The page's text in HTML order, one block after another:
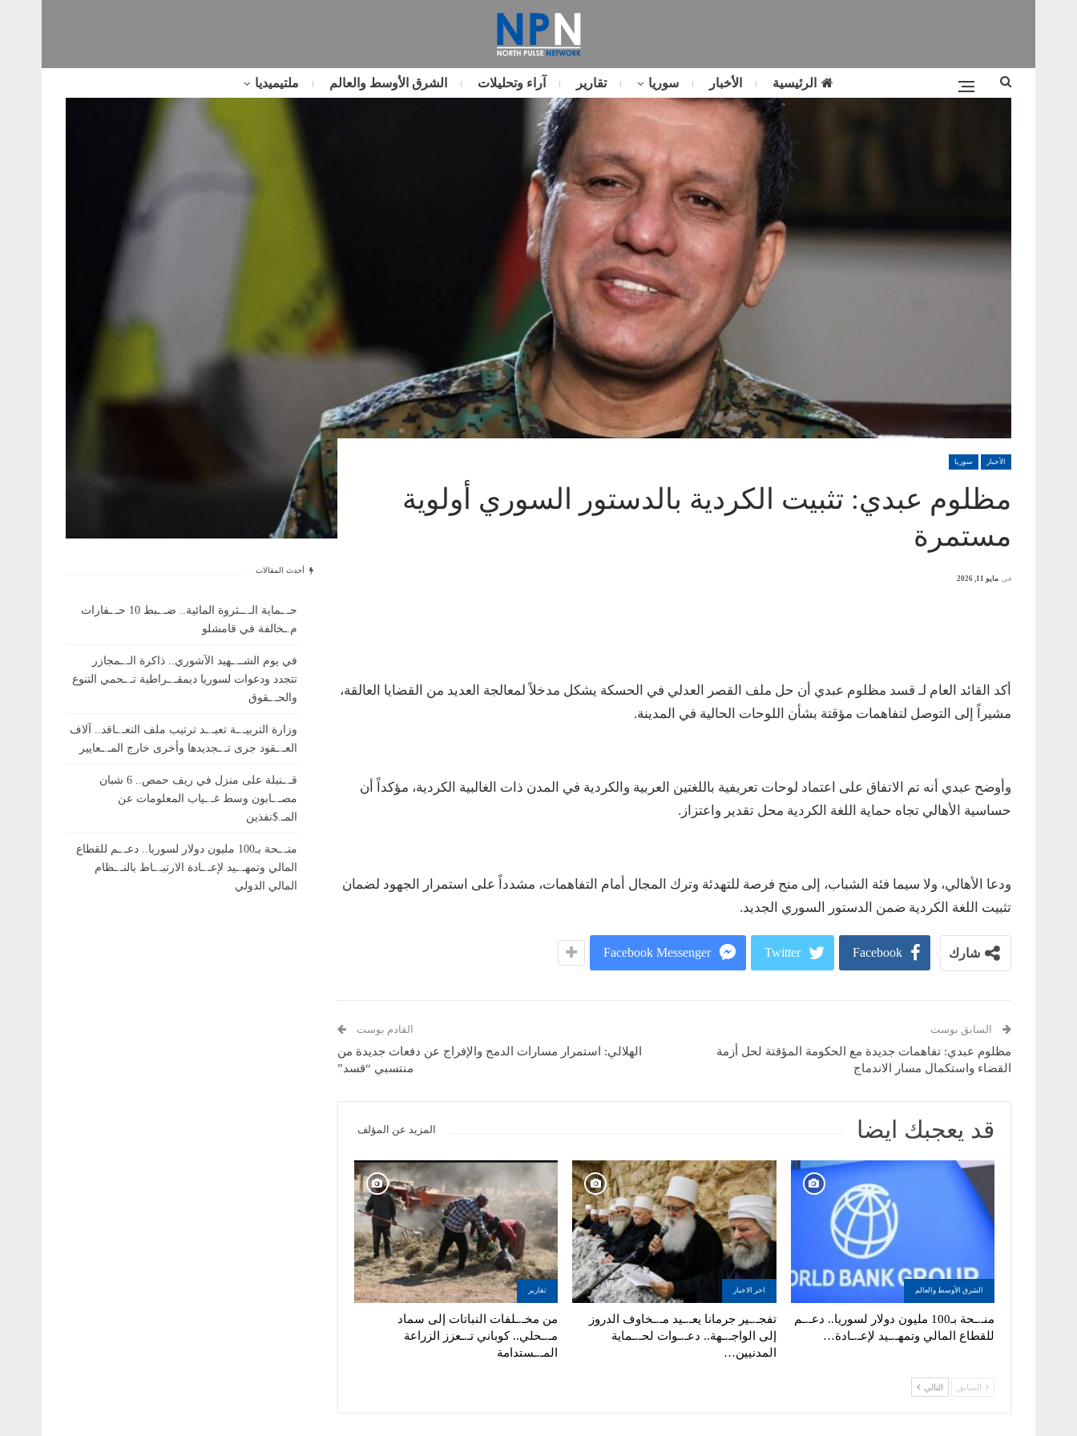
الرئيسية الأخبار سوريا تقارير آراء وتحليلات الشرق الأوسط والعالم ملتيميديا
الأخبار سوريا
مظلوم عبدي: تثبيت الكردية بالدستور السوري أولوية
مستمرة
في مايو 11, 2026
أكد القائد العام لـ قسد مظلوم عبدي أن حل ملف القصر العدلي في الحسكة يشكل مدخلاً لمعالجة العديد من القضايا العالقة،
مشيراً إلى التوصل لتفاهمات مؤقتة بشأن اللوحات الحالية في المدينة.
وأوضح عبدي أنه تم الاتفاق على اعتماد لوحات تعريفية باللغتين العربية والكردية في المدن ذات الغالبية الكردية، مؤكداً أن
حساسية الأهالي تجاه حماية اللغة الكردية محل تقدير واعتزاز.
ودعا الأهالي، ولا سيما فئة الشباب، إلى منح فرصة للتهدئة وترك المجال أمام التفاهمات، مشدداً على استمرار الجهود لضمان
تثبيت اللغة الكردية ضمن الدستور السوري الجديد.
شارك Facebook
Twitter
Facebook Messenger
السابق بوست
مظلوم عبدي: تفاهمات جديدة مع الحكومة المؤقتة لحل أزمة
القضاء واستكمال مسار الاندماج
القادم بوست
الهلالي: استمرار مسارات الدمج والإفراج عن دفعات جديدة من
منتسبي “قسد”
قد يعجبك ايضا المزيد عن المؤلف
الشرق الأوسط والعالم
منـ.ـحة بـ100 مليون دولار لسوريا.. دعـ.ـم
للقطاع المالي وتمهـ.ـيد لإعـ.ـادة…
اخر الاخبار
تفجـ.ـير جرمانا يعـ.ـيد مـ.ـخاوف الدروز
إلى الواجـ.ـهة.. دعـ.ـوات لحـ.ـماية
المدنيين…
تقارير
من مخـ.ـلفات النباتات إلى سماد
مـ.ـحلي.. كوباني تـ.ـعزز الزراعة
المـ.ـستدامة
السابق التالي
أحدث المقالات
حـ.ـماية الـ.ــثروة المائية.. ضـ.ـبط 10 حـ.ـفارات
م.ـخالفة في قامشلو
في يوم الشــ.ـهيد الآشوري.. ذاكرة الـ.ـمجازر
تتجدد ودعوات لسوريا ديمقـ.ـراطية تـ.ـحمي التنوع
والحـ.ـقوق
وزارة التربيـ.ـة تعيـ.ـد ترتيب ملف التعـ.ـاقد.. آلاف
العـ.ـقود جرى تـ.ـجديدها وأخرى خارج المـ.ـعايير
قـ.ـنبلة على منزل في ريف حمص.. 6 شبان
مصـ.ـابون وسط غـ.ـياب المعلومات عن
المـ.$نفذين
منـ.ـحة بـ100 مليون دولار لسوريا.. دعـ.ـم للقطاع
المالي وتمهـ.ـيد لإعـ.ـادة الارتبـ.ـاط بالنـ.ـظام
المالي الدولي